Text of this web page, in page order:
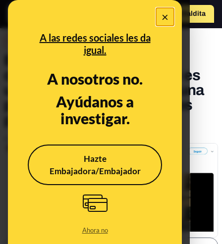
×
A las redes sociales les da
igual.
A nosotros no.
Ayúdanos a
investigar.
Hazte
Embajadora/Embajador
Ahora no
Hazte Maldita
Este vídeo de mujeres
corriendo desnudas que ni es
una "manifa hembrista" ni una
preparación del "boicot a los
pasos de Málaga"